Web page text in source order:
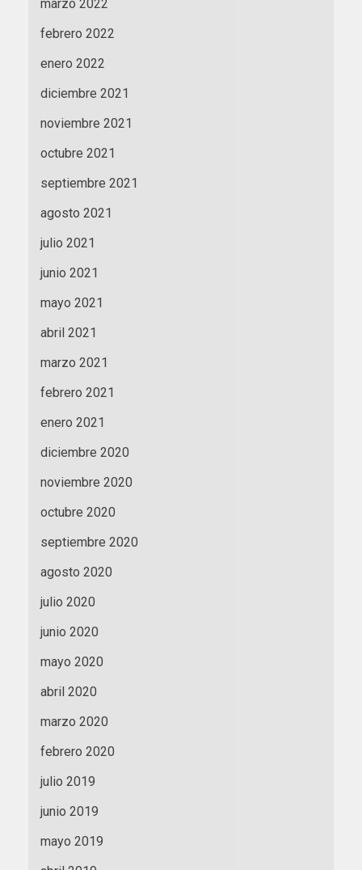
marzo 2022
febrero 2022
enero 2022
diciembre 2021
noviembre 2021
octubre 2021
septiembre 2021
agosto 2021
julio 2021
junio 2021
mayo 2021
abril 2021
marzo 2021
febrero 2021
enero 2021
diciembre 2020
noviembre 2020
octubre 2020
septiembre 2020
agosto 2020
julio 2020
junio 2020
mayo 2020
abril 2020
marzo 2020
febrero 2020
julio 2019
junio 2019
mayo 2019